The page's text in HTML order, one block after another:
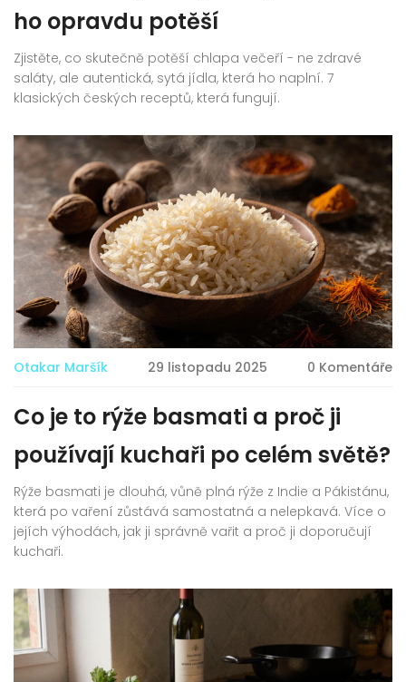
ho opravdu potěší
Zjistěte, co skutečně potěší chlapa večeří - ne zdravé
saláty, ale autentická, sytá jídla, která ho naplní. 7
klasických českých receptů, která fungují.
Otakar Maršík 29 listopadu 2025 0 Komentáře
Co je to rýže basmati a proč ji
používají kuchaři po celém světě?
Rýže basmati je dlouhá, vůně plná rýže z Indie a Pákistánu,
která po vaření zůstává samostatná a nelepkavá. Více o
jejích výhodách, jak ji správně vařit a proč ji doporučují
kuchaři.